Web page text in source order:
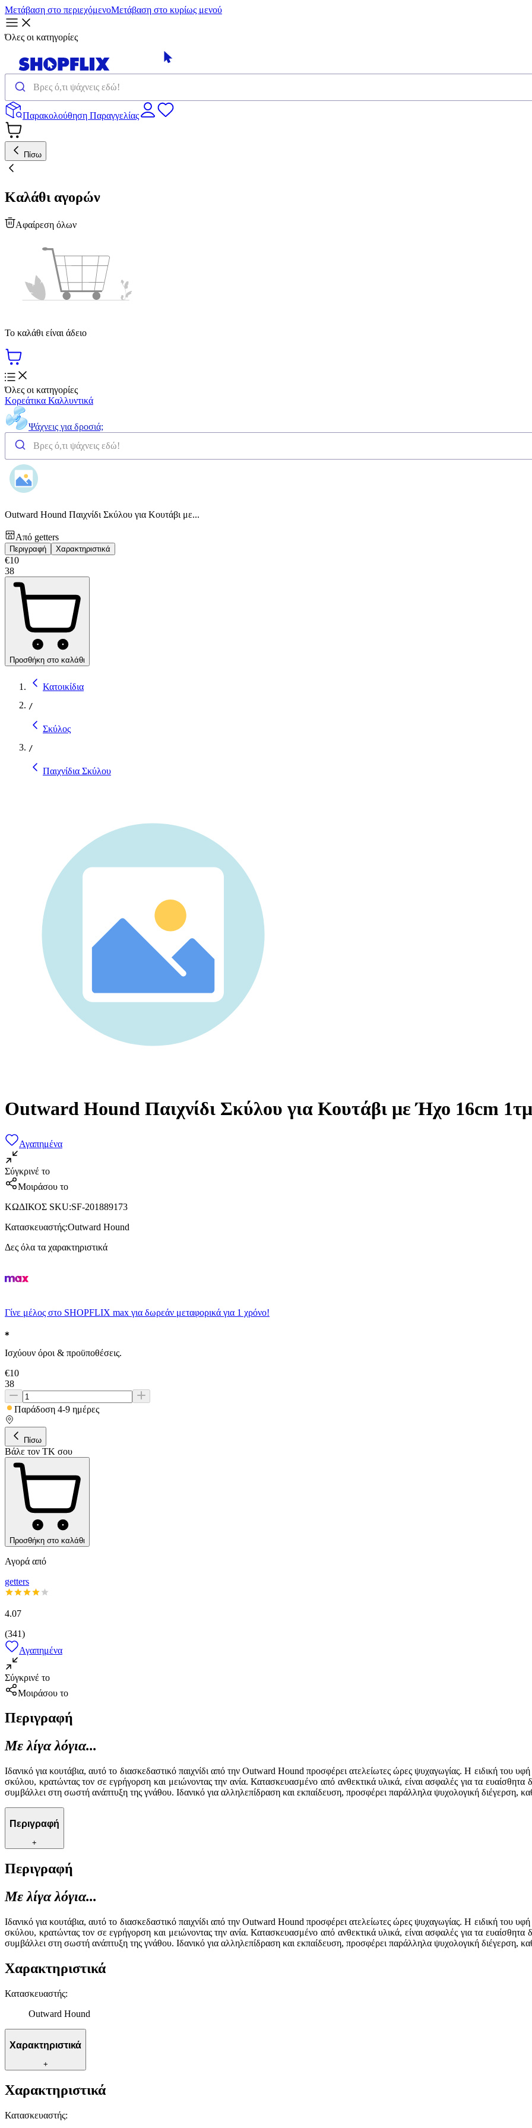
Μετάβαση στο περιεχόμενοΜετάβαση στο κυρίως μενού
Όλες οι κατηγορίες
Παρακολούθηση Παραγγελίας
Πίσω
Καλάθι αγορών
Αφαίρεση όλων
Το καλάθι είναι άδειο
Όλες οι κατηγορίες
Κορεάτικα Καλλυντικά
Ψάχνεις για δροσιά;
Outward Hound Παιχνίδι Σκύλου για Κουτάβι με...
Από getters
Περιγραφή Χαρακτηριστικά
€10
38
Προσθήκη στο καλάθι
Κατοικίδια
/
Σκύλος
/
Παιχνίδια Σκύλου
Outward Hound Παιχνίδι Σκύλου για Κουτάβι με Ήχο 16cm
Αγαπημένα
Σύγκρινέ το
Μοιράσου το
ΚΩΔΙΚΟΣ SKU:SF-201889173
Κατασκευαστής:Outward Hound
Δες όλα τα χαρακτηριστικά
Γίνε μέλος στο SHOPFLIX max για δωρεάν μεταφορικά για 1 χρόνο!
Ισχύουν όροι & προϋποθέσεις.
€10
38
Παράδοση 4-9 ημέρες
Πίσω
Βάλε τον ΤΚ σου
Προσθήκη στο καλάθι
Αγορά από
getters
4.07
(341)
Αγαπημένα
Σύγκρινέ το
Μοιράσου το
Περιγραφή
Με λίγα λόγια...
Ιδανικό για κουτάβια, αυτό το διασκεδαστικό παιχνίδι από την Outward Hound προσφέρει ατελείωτες ώρες ψυχαγωγίας. Η ειδική του υφή
σκύλου, κρατώντας τον σε εγρήγορση και μειώνοντας την ανία. Κατασκευασμένο από ανθεκτικά υλικά, είναι ασφαλές για τα
συμβάλλει στη σωστή ανάπτυξη της γνάθου. Ιδανικό για αλληλεπίδραση και εκπαίδευση, προσφέρει παράλληλα ψυχολογική διέγερση,
Περιγραφή
+
Περιγραφή
Με λίγα λόγια...
Ιδανικό για κουτάβια, αυτό το διασκεδαστικό παιχνίδι από την Outward Hound προσφέρει ατελείωτες ώρες ψυχαγωγίας. Η ειδική του υφή
σκύλου, κρατώντας τον σε εγρήγορση και μειώνοντας την ανία. Κατασκευασμένο από ανθεκτικά υλικά, είναι ασφαλές για τα
συμβάλλει στη σωστή ανάπτυξη της γνάθου. Ιδανικό για αλληλεπίδραση και εκπαίδευση, προσφέρει παράλληλα ψυχολογική διέγερση,
Χαρακτηριστικά
Κατασκευαστής:
Outward Hound
Χαρακτηριστικά
+
Χαρακτηριστικά
Κατασκευαστής: